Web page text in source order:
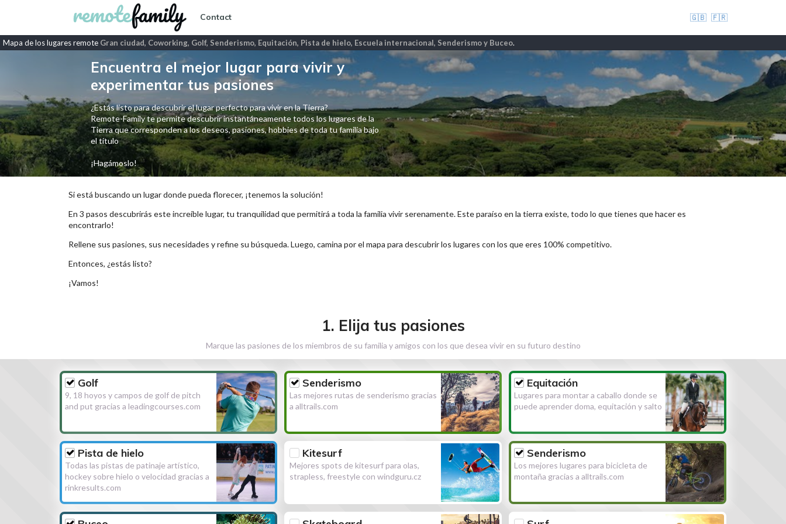
Contact 🇬🇧 🇫🇷
Mapa de los lugares remote Gran ciudad, Coworking, Golf, Senderismo, Equitación, Pista de hielo, Escuela internacional, Senderismo y Buceo.
Encuentra el mejor lugar para vivir y
experimentar tus pasiones
¿Estás listo para descubrir el lugar perfecto para vivir en la Tierra?
Remote-Family te permite descubrir instantáneamente todos los lugares de la
Tierra que corresponden a los deseos, pasiones, hobbies de toda tu familia bajo
el título
¡Hagámoslo!
Si está buscando un lugar donde pueda florecer, ¡tenemos la solución!
En 3 pasos descubrirás este increíble lugar, tu tranquilidad que permitirá a toda la familia vivir serenamente. Este paraíso en la tierra existe, todo lo que tienes que hacer es
encontrarlo!
Rellene sus pasiones, sus necesidades y refine su búsqueda. Luego, camina por el mapa para descubrir los lugares con los que eres 100% competitivo.
Entonces, ¿estás listo?
¡Vamos!
1. Elija tus pasiones
Marque las pasiones de los miembros de su familia y amigos con los que desea vivir en su futuro destino
Golf
9, 18 hoyos y campos de golf de pitch
and put gracias a leadingcourses.com
Senderismo
Las mejores rutas de senderismo gracias
a alltrails.com
Equitación
Lugares para montar a caballo donde se
puede aprender doma, equitación y salto
Pista de hielo
Todas las pistas de patinaje artístico,
hockey sobre hielo o velocidad gracias a
rinkresults.com
Kitesurf
Mejores spots de kitesurf para olas,
strapless, freestyle con windguru.cz
Senderismo
Los mejores lugares para bicicleta de
montaña gracias a alltrails.com